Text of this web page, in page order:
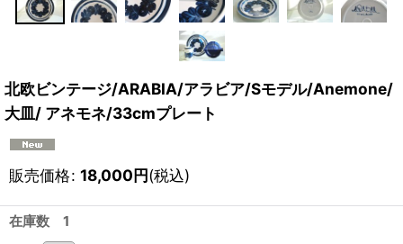
北欧ビンテージ/ARABIA/アラビア/Sモデル/Anemone/
大皿/ アネモネ/33cmプレート
販売価格: 18,000円(税込)
在庫数 1